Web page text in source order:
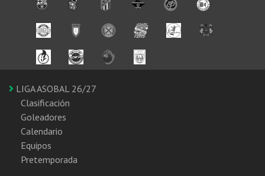
LIGA ASOBAL 26/27
Clasificación
Goleadores
Calendario
Equipos
Pretemporada